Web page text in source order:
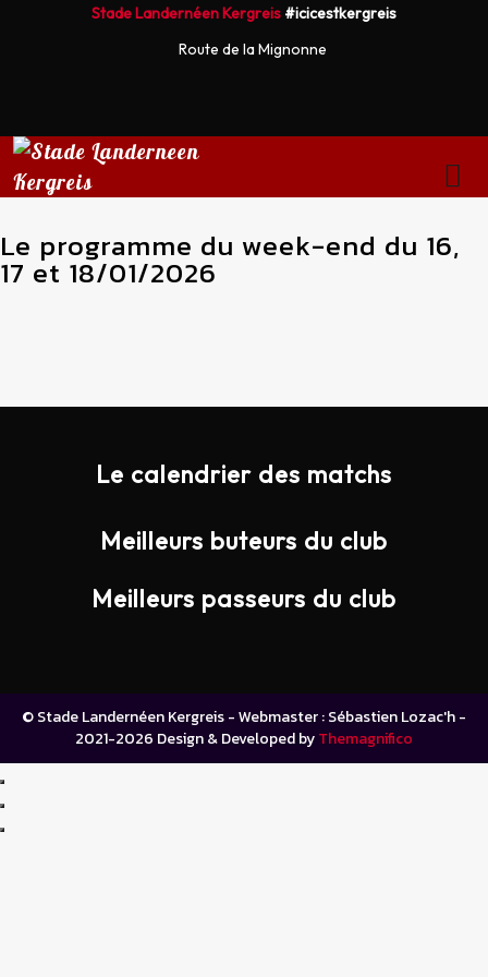
Stade Landernéen Kergreis #icicestkergreis
Route de la Mignonne
Le programme du week-end du 16,
17 et 18/01/2026
Le calendrier des matchs
Meilleurs buteurs du club
Meilleurs passeurs du club
© Stade Landernéen Kergreis - Webmaster : Sébastien Lozac'h -
2021-2026 Design & Developed byThemagnifico